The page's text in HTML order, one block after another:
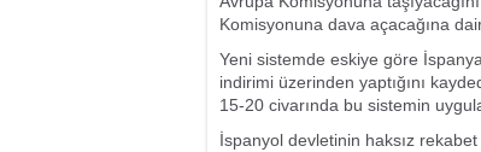
Komisyonuna dava açacağına
Yeni sistemde eskiye göre
indirimi üzerinden yaptığını
15-20 civarında bu sistemin
İspanyol devletinin haksız